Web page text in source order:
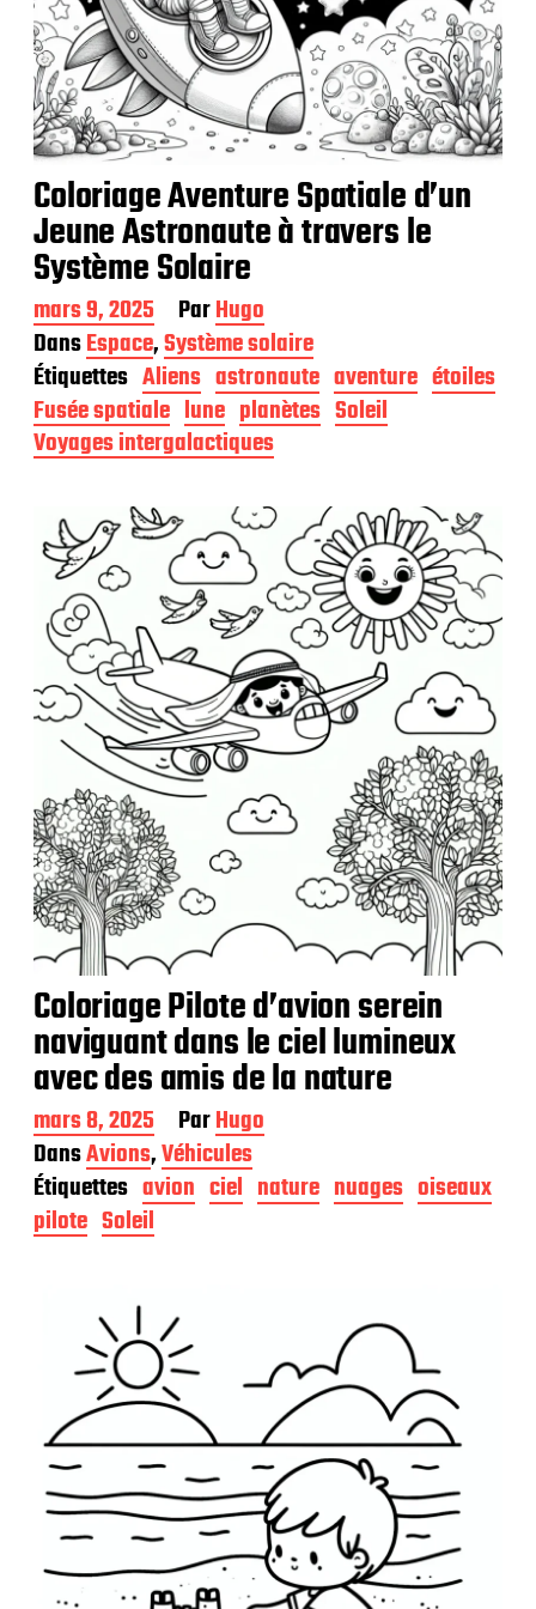
Coloriage Aventure Spatiale d’un
Jeune Astronaute à travers le
Système Solaire
D
a
t
e
d
e
p
n
mars 9, 2025 ParHugo
DansEspace,Système solaire
Étiquettes Aliens astronaute aventure étoiles
Fusée spatiale lune planètes Soleil
Voyages intergalactiques
Coloriage Pilote d’avion serein
naviguant dans le ciel lumineux
avec des amis de la nature
D
a
t
e
d
e
mars 8, 2025 ParHugo
DansAvions,Véhicules
Étiquettes avion ciel nature nuages oiseaux
pilote Soleil